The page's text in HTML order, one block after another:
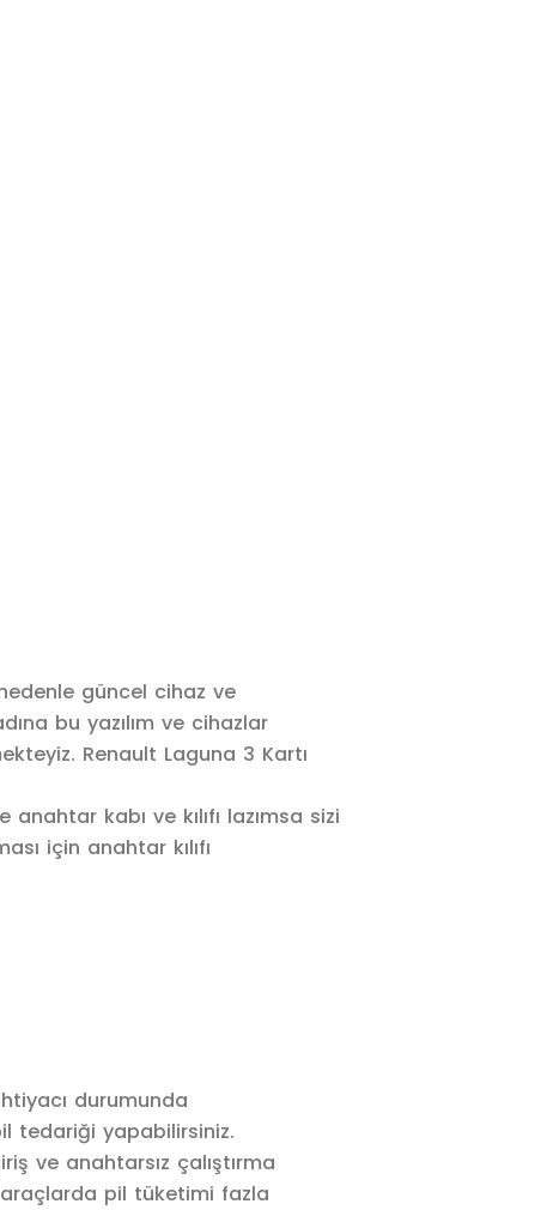
güncel cihaz ve
bu yazılım ve cihazlar
Renault Laguna 3 Kartı
kabı ve kılıfı lazımsa sizi
için anahtar kılıfı
durumunda
tedariği yapabilirsiniz.
ve anahtarsız çalıştırma
pil tüketimi fazla